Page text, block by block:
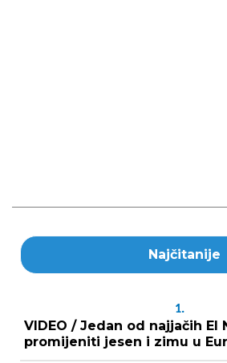
Najčitanije
1.
VIDEO / Jedan od najjačih El
promijeniti jesen i zimu u